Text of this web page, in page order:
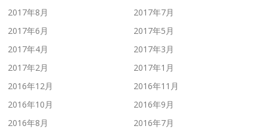
2017年8月
2017年7月
2017年6月
2017年5月
2017年4月
2017年3月
2017年2月
2017年1月
2016年12月
2016年11月
2016年10月
2016年9月
2016年8月
2016年7月